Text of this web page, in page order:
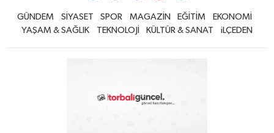
GÜNDEM SİYASET SPOR MAGAZİN EĞİTİM
EKONOMİ
YAŞAM & SAĞLIK
TEKNOLOJİ KÜLTÜR & SANAT iLÇEDEN